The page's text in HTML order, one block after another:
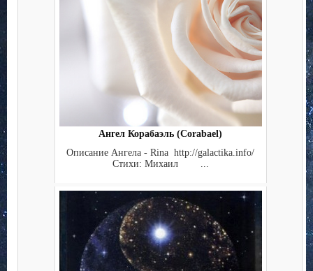
Ангел Корабаэль (Corabael)
Описание Ангела - Rina http://galactika.info/
Стихи: Михаил ...